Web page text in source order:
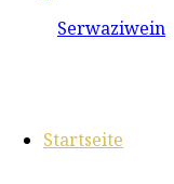
Startseite